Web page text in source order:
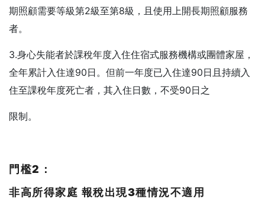
期照顧需要等級第2級至第8級，且使用上開長期照顧服務
者。
3.身心失能者於課稅年度入住住宿式服務機構或團體家屋，
全年累計入住達90日。但前一年度已入住達90日且持續入
住至課稅年度死亡者，其入住日數，不受90日之
限制。
門檻2 ：
非高所得家庭 報稅出現3種情況不適用